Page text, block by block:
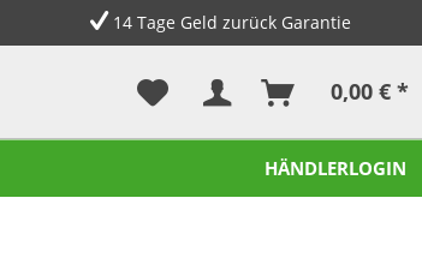
14 Tage Geld zurück Garantie
0,00 € *
HÄNDLERLOGIN